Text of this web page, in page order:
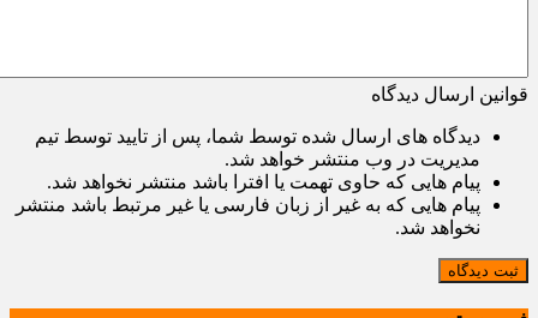
قوانین ارسال دیدگاه
دیدگاه های ارسال شده توسط شما، پس از تایید توسط تیم
مدیریت در وب منتشر خواهد شد.
پیام هایی که حاوی تهمت یا افترا باشد منتشر نخواهد شد.
پیام هایی که به غیر از زبان فارسی یا غیر مرتبط باشد منتشر
نخواهد شد.
ثبت دیدگاه